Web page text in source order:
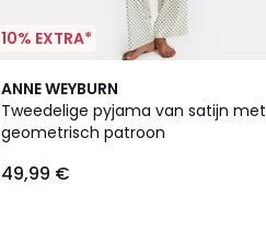
10% EXTRA*
ANNE WEYBURN
Tweedelige pyjama van satijn met
geometrisch patroon
49,99 €